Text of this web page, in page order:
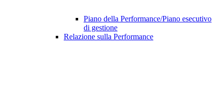
Piano della Performance/Piano esecutivo
di gestione
Relazione sulla Performance